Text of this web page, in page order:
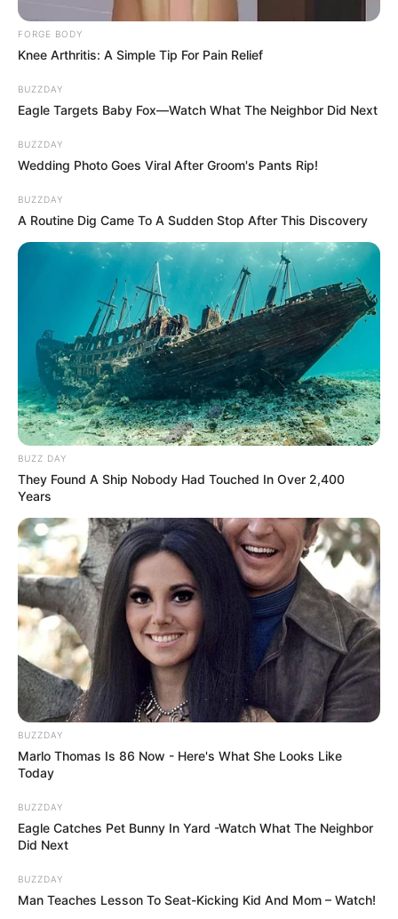
FORGE BODY
Knee Arthritis: A Simple Tip For Pain Relief
BUZZDAY
Eagle Targets Baby Fox—Watch What The Neighbor Did Next
BUZZDAY
Wedding Photo Goes Viral After Groom's Pants Rip!
BUZZDAY
A Routine Dig Came To A Sudden Stop After This Discovery
BUZZ DAY
They Found A Ship Nobody Had Touched In Over 2,400
Years
BUZZDAY
Marlo Thomas Is 86 Now - Here's What She Looks Like
Today
BUZZDAY
Eagle Catches Pet Bunny In Yard -Watch What The Neighbor
Did Next
BUZZDAY
Man Teaches Lesson To Seat-Kicking Kid And Mom – Watch!